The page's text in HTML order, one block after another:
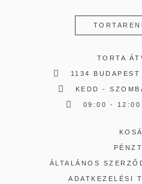
TORTA
1134
KEDD -
09:00 - 12:00
ÁLTALÁNOS
ADATKEZELÉSI